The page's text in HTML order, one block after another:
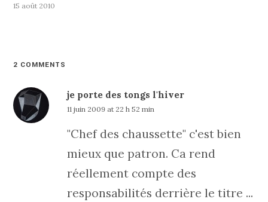
15 août 2010
2 COMMENTS
je porte des tongs l'hiver
11 juin 2009 at 22 h 52 min
"Chef des chaussette" c'est bien
mieux que patron. Ca rend
réellement compte des
responsabilités derrière le titre ...